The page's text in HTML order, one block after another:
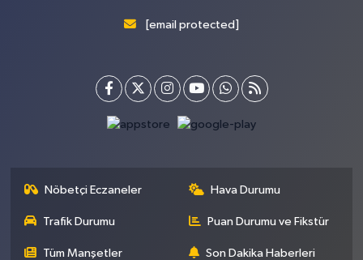
[email protected]
Nöbetçi Eczaneler Hava Durumu
Trafik Durumu Puan Durumu ve Fikstür
Tüm Manşetler Son Dakika Haberleri